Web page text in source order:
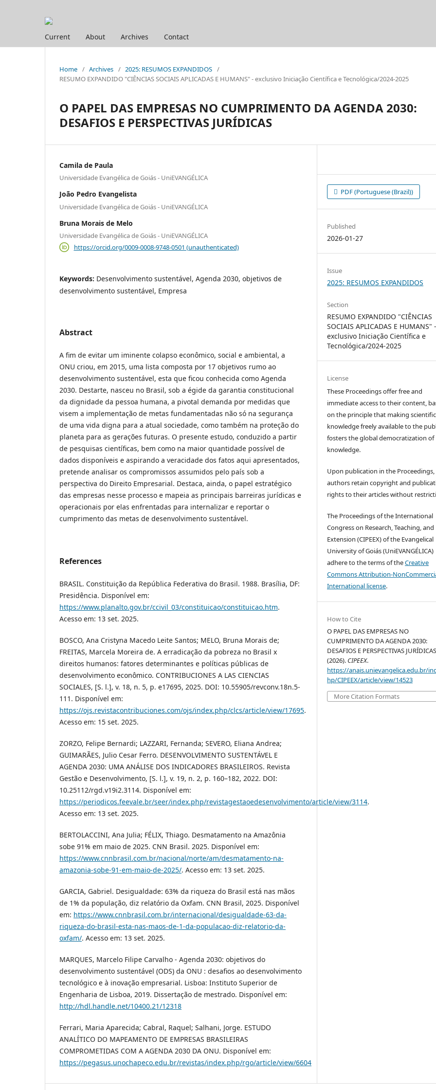
Current About Archives Contact
Home / Archives / 2025: RESUMOS EXPANDIDOS /
RESUMO EXPANDIDO "CIÊNCIAS SOCIAIS APLICADAS E HUMANS" - exclusivo Iniciação Científica e Tecnológica/2024-2025
O PAPEL DAS EMPRESAS NO CUMPRIMENTO DA AGENDA 2030:
DESAFIOS E PERSPECTIVAS JURÍDICAS
Camila de Paula
Universidade Evangélica de Goiás - UniEVANGÉLICA
João Pedro Evangelista
Universidade Evangélica de Goiás - UniEVANGÉLICA
Bruna Morais de Melo
Universidade Evangélica de Goiás - UniEVANGÉLICA
https://orcid.org/0009-0008-9748-0501 (unauthenticated)
Keywords: Desenvolvimento sustentável, Agenda 2030, objetivos de
desenvolvimento sustentável, Empresa
Abstract
A fim de evitar um iminente colapso econômico, social e ambiental, a
ONU criou, em 2015, uma lista composta por 17 objetivos rumo ao
desenvolvimento sustentável, esta que ficou conhecida como Agenda
2030. Destarte, nasceu no Brasil, sob a égide da garantia constitucional
da dignidade da pessoa humana, a pivotal demanda por medidas que
visem a implementação de metas fundamentadas não só na segurança
de uma vida digna para a atual sociedade, como também na proteção do
planeta para as gerações futuras. O presente estudo, conduzido a partir
de pesquisas científicas, bem como na maior quantidade possível de
dados disponíveis e aspirando a veracidade dos fatos aqui apresentados,
pretende analisar os compromissos assumidos pelo país sob a
perspectiva do Direito Empresarial. Destaca, ainda, o papel estratégico
das empresas nesse processo e mapeia as principais barreiras jurídicas e
operacionais por elas enfrentadas para internalizar e reportar o
cumprimento das metas de desenvolvimento sustentável.
References
BRASIL. Constituição da República Federativa do Brasil. 1988. Brasília, DF:
Presidência. Disponível em:
https://www.planalto.gov.br/ccivil_03/constituicao/constituicao.htm.
Acesso em: 13 set. 2025.
BOSCO, Ana Cristyna Macedo Leite Santos; MELO, Bruna Morais de;
FREITAS, Marcela Moreira de. A erradicação da pobreza no Brasil x
direitos humanos: fatores determinantes e políticas públicas de
desenvolvimento econômico. CONTRIBUCIONES A LAS CIENCIAS
SOCIALES, [S. l.], v. 18, n. 5, p. e17695, 2025. DOI: 10.55905/revconv.18n.5-
111. Disponível em:
https://ojs.revistacontribuciones.com/ojs/index.php/clcs/article/view/17695.
Acesso em: 15 set. 2025.
ZORZO, Felipe Bernardi; LAZZARI, Fernanda; SEVERO, Eliana Andrea;
GUIMARÃES, Julio Cesar Ferro. DESENVOLVIMENTO SUSTENTÁVEL E
AGENDA 2030: UMA ANÁLISE DOS INDICADORES BRASILEIROS. Revista
Gestão e Desenvolvimento, [S. l.], v. 19, n. 2, p. 160–182, 2022. DOI:
10.25112/rgd.v19i2.3114. Disponível em:
https://periodicos.feevale.br/seer/index.php/revistagestaoedesenvolvimento/article/view/3114.
Acesso em: 13 set. 2025.
BERTOLACCINI, Ana Julia; FÉLIX, Thiago. Desmatamento na Amazônia
sobe 91% em maio de 2025. CNN Brasil. 2025. Disponível em:
https://www.cnnbrasil.com.br/nacional/norte/am/desmatamento-na-
amazonia-sobe-91-em-maio-de-2025/. Acesso em: 13 set. 2025.
GARCIA, Gabriel. Desigualdade: 63% da riqueza do Brasil está nas mãos
de 1% da população, diz relatório da Oxfam. CNN Brasil, 2025. Disponível
em: https://www.cnnbrasil.com.br/internacional/desigualdade-63-da-
riqueza-do-brasil-esta-nas-maos-de-1-da-populacao-diz-relatorio-da-
oxfam/. Acesso em: 13 set. 2025.
MARQUES, Marcelo Filipe Carvalho - Agenda 2030: objetivos do
desenvolvimento sustentável (ODS) da ONU : desafios ao desenvolvimento
tecnológico e à inovação empresarial. Lisboa: Instituto Superior de
Engenharia de Lisboa, 2019. Dissertação de mestrado. Disponível em:
http://hdl.handle.net/10400.21/12318
Ferrari, Maria Aparecida; Cabral, Raquel; Salhani, Jorge. ESTUDO
ANALÍTICO DO MAPEAMENTO DE EMPRESAS BRASILEIRAS
COMPROMETIDAS COM A AGENDA 2030 DA ONU. Disponível em:
https://pegasus.unochapeco.edu.br/revistas/index.php/rgo/article/view/6604
PDF (Portuguese (Brazil))
Published
2026-01-27
Issue
2025: RESUMOS EXPANDIDOS
Section
RESUMO EXPANDIDO "CIÊNCIAS
SOCIAIS APLICADAS E HUMANS" -
exclusivo Iniciação Científica e
Tecnológica/2024-2025
License
These Proceedings offer free and
immediate access to their content,
on the principle that making scientific
knowledge freely available to the
fosters the global democratization of
knowledge.
Upon publication in the Proceedings,
authors retain copyright and
rights to their articles without
The Proceedings of the International
Congress on Research, Teaching, and
Extension (CIPEEX) of the Evangelical
University of Goiás (UniEVANGÉLICA)
adhere to the terms of theCreative
Commons Attribution-
International license.
How to Cite
O PAPEL DAS EMPRESAS NO
CUMPRIMENTO DA AGENDA 2030:
DESAFIOS E PERSPECTIVAS
(2026). CIPEEX.
https://anais.unievangelica.edu.br/
hp/CIPEEX/article/view/14523
More Citation Formats